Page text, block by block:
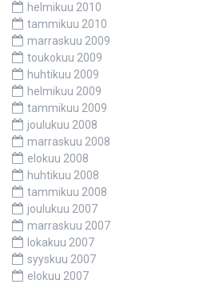
helmikuu 2010
tammikuu 2010
marraskuu 2009
toukokuu 2009
huhtikuu 2009
helmikuu 2009
tammikuu 2009
joulukuu 2008
marraskuu 2008
elokuu 2008
huhtikuu 2008
tammikuu 2008
joulukuu 2007
marraskuu 2007
lokakuu 2007
syyskuu 2007
elokuu 2007